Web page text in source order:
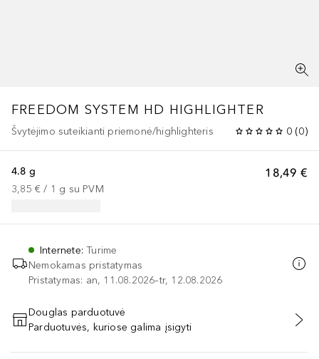
FREEDOM SYSTEM HD HIGHLIGHTER
Švytėjimo suteikianti priemonė/highlighteris 0 (0)
18,49 €
4.8 g
3,85 € / 1 g su PVM
Internete:Turime
Nemokamas pristatymas
Pristatymas: an, 11.08.2026–tr, 12.08.2026
PRIDĖTI Į KREPŠELĮ
Douglas parduotuvė
Parduotuvės, kuriose galima įsigyti
Praleisti slankiklį